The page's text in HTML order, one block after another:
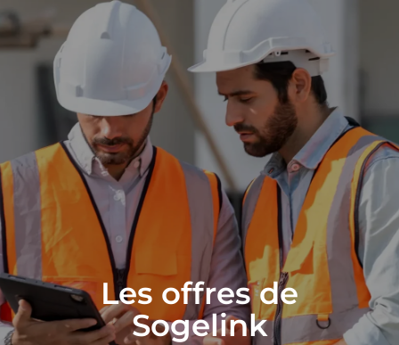
Les offres de
Sogelink